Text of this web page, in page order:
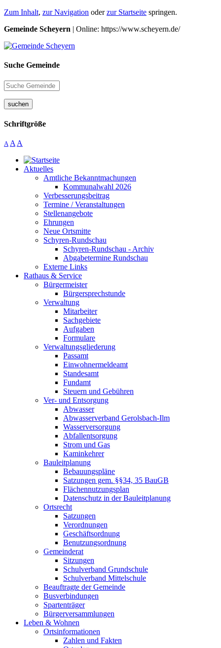
Zum Inhalt, zur Navigation oderzur Startseite springen.
Gemeinde Scheyern | Online: https://www.scheyern.de/
Suche Gemeinde
suchen
Schriftgröße
A A A
Aktuelles
Amtliche Bekanntmachungen
Kommunalwahl 2026
Verbesserungsbeitrag
Termine / Veranstaltungen
Stellenangebote
Ehrungen
Neue Ortsmitte
Schyren-Rundschau
Schyren-Rundschau - Archiv
Abgabetermine Rundschau
Externe Links
Rathaus & Service
Bürgermeister
Bürgersprechstunde
Verwaltung
Mitarbeiter
Sachgebiete
Aufgaben
Formulare
Verwaltungsgliederung
Passamt
Einwohnermeldeamt
Standesamt
Fundamt
Steuern und Gebühren
Ver- und Entsorgung
Abwasser
Abwasserverband Gerolsbach-Ilm
Wasserversorgung
Abfallentsorgung
Strom und Gas
Kaminkehrer
Bauleitplanung
Bebauungspläne
Satzungen gem. §§34, 35 BauGB
Flächennutzungsplan
Datenschutz in der Bauleitplanung
Ortsrecht
Satzungen
Verordnungen
Geschäftsordnung
Benutzungsordnung
Gemeinderat
Sitzungen
Schulverband Grundschule
Schulverband Mittelschule
Beauftragte der Gemeinde
Busverbindungen
Spartenträger
Bürgerversammlungen
Leben & Wohnen
Ortsinformationen
Zahlen und Fakten